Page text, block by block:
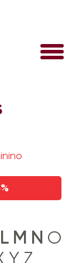
L M N O
Y Z